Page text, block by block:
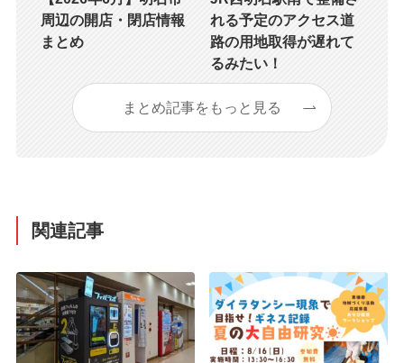
周辺の開店・閉店情報
まとめ
れる予定のアクセス道
路の用地取得が遅れて
るみたい！
まとめ記事をもっと見る
関連記事